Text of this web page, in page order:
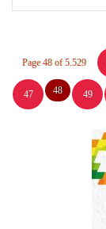
Page 48 of 5.529
47 48 49